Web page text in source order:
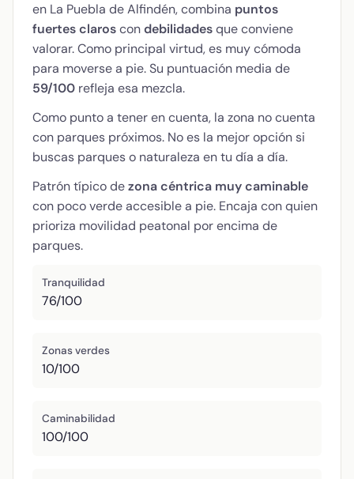
en La Puebla de Alfindén, combina puntos
fuertes claroscondebilidadesque conviene
valorar. Como principal virtud, es muy cómoda
para moverse a pie. Su puntuación media de
59/100 refleja esa mezcla.
Como punto a tener en cuenta, la zona no cuenta
con parques próximos. No es la mejor opción si
buscas parques o naturaleza en tu día a día.
Patrón típico dezona céntrica muy caminable
con poco verde accesible a pie. Encaja con quien
prioriza movilidad peatonal por encima de
parques.
Tranquilidad
76/100
Zonas verdes
10/100
Caminabilidad
100/100